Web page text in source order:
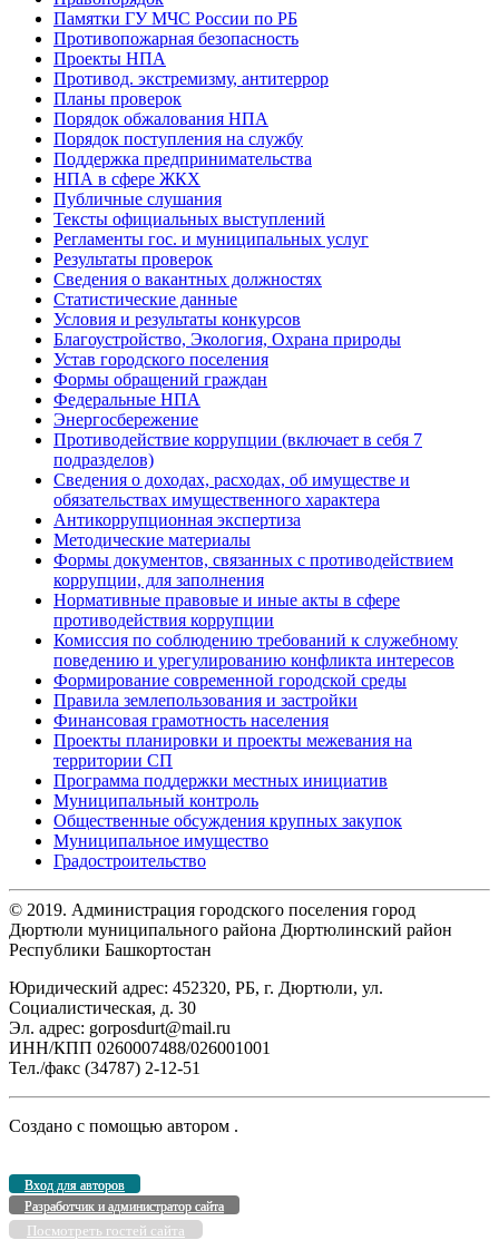
Памятки ГУ МЧС России по РБ
Противопожарная безопасность
Проекты НПА
Противод. экстремизму, антитеррор
Планы проверок
Порядок обжалования НПА
Порядок поступления на службу
Поддержка предпринимательства
НПА в сфере ЖКХ
Публичные слушания
Тексты официальных выступлений
Регламенты гос. и муниципальных услуг
Результаты проверок
Сведения о вакантных должностях
Статистические данные
Условия и результаты конкурсов
Благоустройство, Экология, Охрана природы
Устав городского поселения
Формы обращений граждан
Федеральные НПА
Энергосбережение
Противодействие коррупции (включает в себя 7
подразделов)
Сведения о доходах, расходах, об имуществе и
обязательствах имущественного характера
Антикоррупционная экспертиза
Методические материалы
Формы документов, связанных с противодействием
коррупции, для заполнения
Нормативные правовые и иные акты в сфере
противодействия коррупции
Комиссия по соблюдению требований к служебному
поведению и урегулированию конфликта интересов
Формирование современной городской среды
Правила землепользования и застройки
Финансовая грамотность населения
Проекты планировки и проекты межевания на
территории СП
Программа поддержки местных инициатив
Муниципальный контроль
Общественные обсуждения крупных закупок
Муниципальное имущество
Градостроительство
© 2019. Администрация городского поселения город
Дюртюли муниципального района Дюртюлинский район
Республики Башкортостан
Юридический адрес: 452320, РБ, г. Дюртюли, ул.
Социалистическая, д. 30
Эл. адрес: gorposdurt@mail.ru
ИНН/КПП 0260007488/026001001
Тел./факс (34787) 2-12-51
Создано с помощью автором .
Вход для авторов
Разработчик и администратор сайта
Посмотреть гостей сайта